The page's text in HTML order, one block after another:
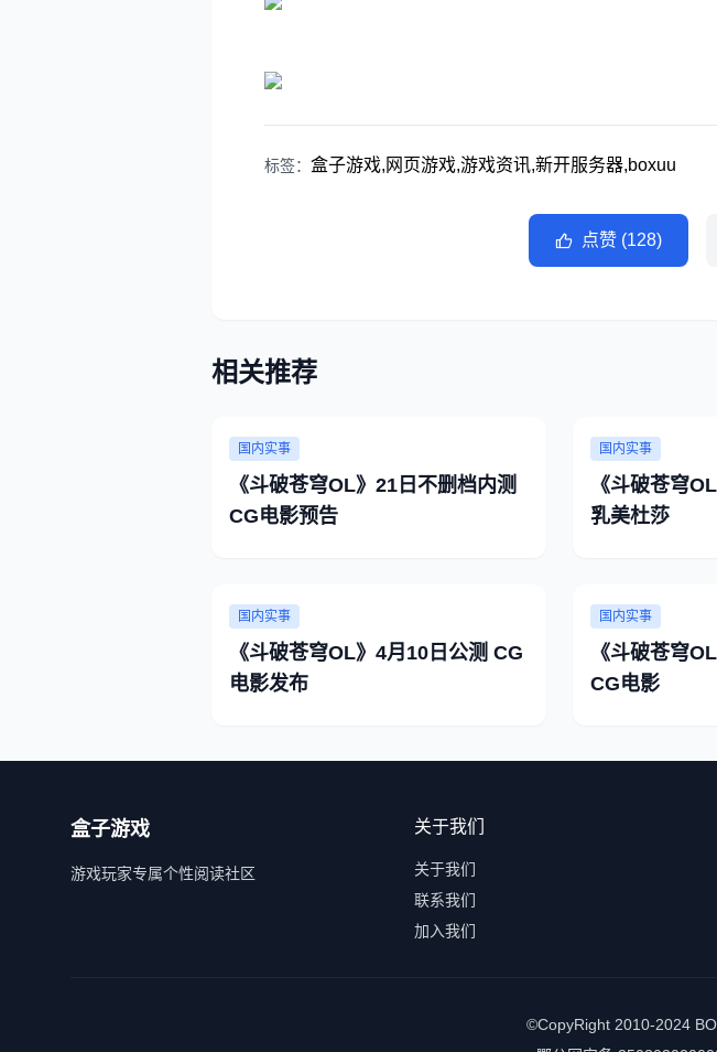
标签： 盒子游戏,网页游戏,游戏资讯,新开服务器,boxuu
点赞 (128)
相关推荐
国内实事
《斗破苍穹OL》21日不删档内测
CG电影预告
国内实事
《斗破苍穹
乳美杜莎
国内实事
《斗破苍穹OL》4月10日公测 CG
电影发布
国内实事
《斗破苍穹
CG电影
盒子游戏
游戏玩家专属个性阅读社区
关于我们
关于我们
联系我们
加入我们
©CopyRight 2010-2024